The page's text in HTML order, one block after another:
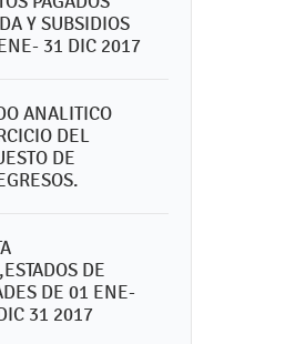
Y SUBSIDIOS
31 DIC 2017
ANALITICO
DEL
DE
DE
DE 01 ENE-
31 2017